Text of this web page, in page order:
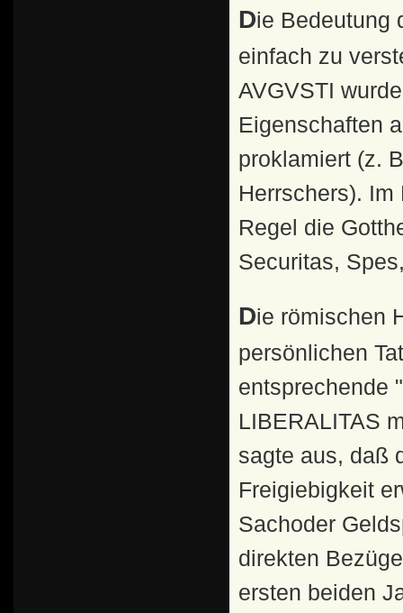
Die Bedeutung der Darstellung ist leider heute nicht immer
einfach zu
AVGVSTI
Eigenschaften
proklamiert (z.
Herrschers). Im
Regel die
Securitas,
Die römischen Herrscher drückten schon sehr früh ihre
persönlichen
entsprechende
LIBERALITAS
sagte aus, daß
Freigiebigkeit
Sachoder
direkten
ersten beiden